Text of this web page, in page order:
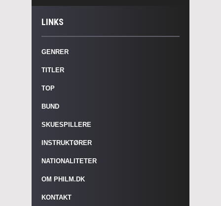
LINKS
GENRER
TITLER
TOP
BUND
SKUESPILLERE
INSTRUKTØRER
NATIONALITETER
OM PHILM.DK
KONTAKT